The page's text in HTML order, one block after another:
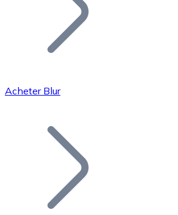
Bitcoin
Acheter Blur